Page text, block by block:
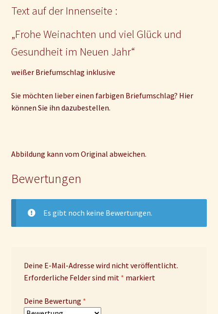
Text auf der Innenseite :
„Frohe Weinachten und viel Glück und
Gesundheit im Neuen Jahr“
weißer Briefumschlag inklusive
Sie möchten lieber einen farbigen Briefumschlag? Hier
können Sie ihn dazubestellen.
Abbildung kann vom Original abweichen.
Bewertungen
Es gibt noch keine Bewertungen.
Deine E-Mail-Adresse wird nicht veröffentlicht.
Erforderliche Felder sind mit * markiert
Deine Bewertung *